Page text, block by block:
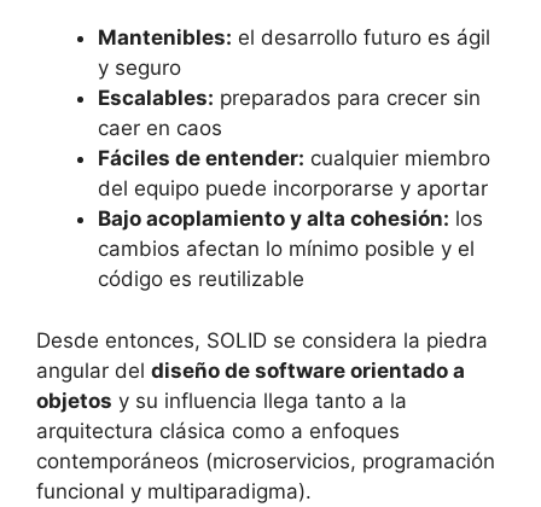
Mantenibles: el desarrollo futuro es ágil
y seguro
Escalables: preparados para crecer sin
caer en caos
Fáciles de entender: cualquier miembro
del equipo puede incorporarse y aportar
Bajo acoplamiento y alta cohesión: los
cambios afectan lo mínimo posible y el
código es reutilizable
Desde entonces, SOLID se considera la piedra
angular del diseño de software orientado a
objetos y su influencia llega tanto a la
arquitectura clásica como a enfoques
contemporáneos (microservicios, programación
funcional y multiparadigma).